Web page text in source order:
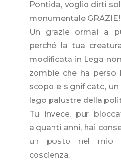
Pontida, voglio dirti
monumentale GRAZIE!
Un grazie ormai a
perché la tua
modificata in Lega-
zombie che ha perso
scopo e significato,
lago palustre della
Tu invece, pur
alquanti anni, hai
un posto nel mio
coscienza.